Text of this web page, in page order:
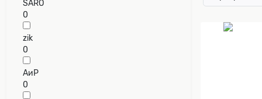
SARO
0
zik
0
АиР
0